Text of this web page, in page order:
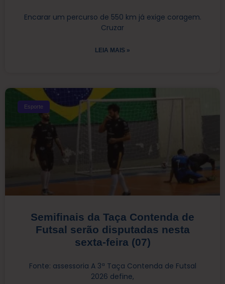
Encarar um percurso de 550 km já exige coragem.
Cruzar
LEIA MAIS »
Esporte
Semifinais da Taça Contenda de
Futsal serão disputadas nesta
sexta-feira (07)
Fonte: assessoria A 3ª Taça Contenda de Futsal
2026 define,